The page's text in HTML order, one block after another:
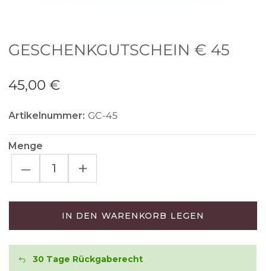
GESCHENKGUTSCHEIN € 45
45,00 €
Artikelnummer: GC-45
Menge
– +
IN DEN WARENKORB LEGEN
30 Tage Rückgaberecht